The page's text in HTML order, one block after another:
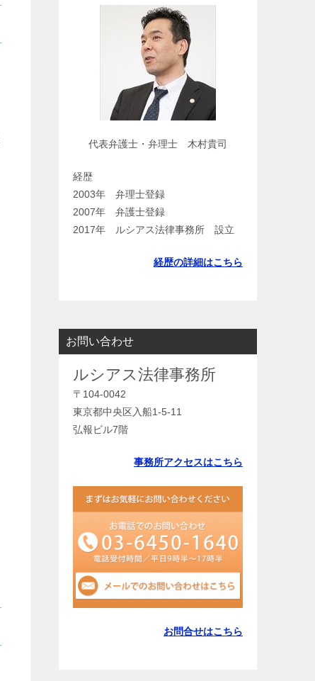
代表弁護士・弁理士 木村貴司
経歴
2003年 弁理士登録
2007年 弁護士登録
2017年 ルシアス法律事務所 設立
経歴の詳細はこちら
お問い合わせ
ルシアス法律事務所
〒104-0042
東京都中央区入船1-5-11
弘報ビル7階
事務所アクセスはこちら
お問合せはこちら